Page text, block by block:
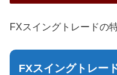
FXスイングトレードの
FXスイングトレー